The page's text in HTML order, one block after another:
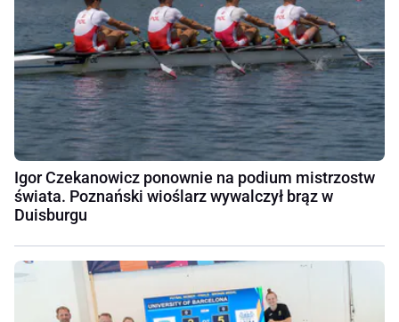
Igor Czekanowicz ponownie na podium mistrzostw
świata. Poznański wioślarz wywalczył brąz w
Duisburgu